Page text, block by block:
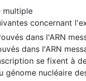
multiple
concernant
dans l'ARN
dans l'ARN
se fixent à
génome nucléaire